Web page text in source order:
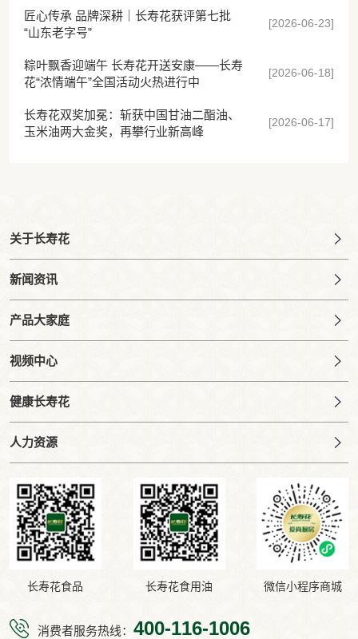
匠心传承 品牌深耕｜长寿花获评第七批
“山东老字号”
[2026-06-23]
粽叶飘香迎端午 长寿花开送安康——长寿
花“浓情端午”全国活动火热进行中
[2026-06-18]
长寿花双奖加冕：斩获中国甘油二酯油、
玉米油两大金奖，再攀行业新高峰
[2026-06-17]
关于长寿花
新闻资讯
产品大家庭
视频中心
健康长寿花
人力资源
长寿花食品 长寿花食用油 微信小程序商城
消费者服务热线： 400-116-1006